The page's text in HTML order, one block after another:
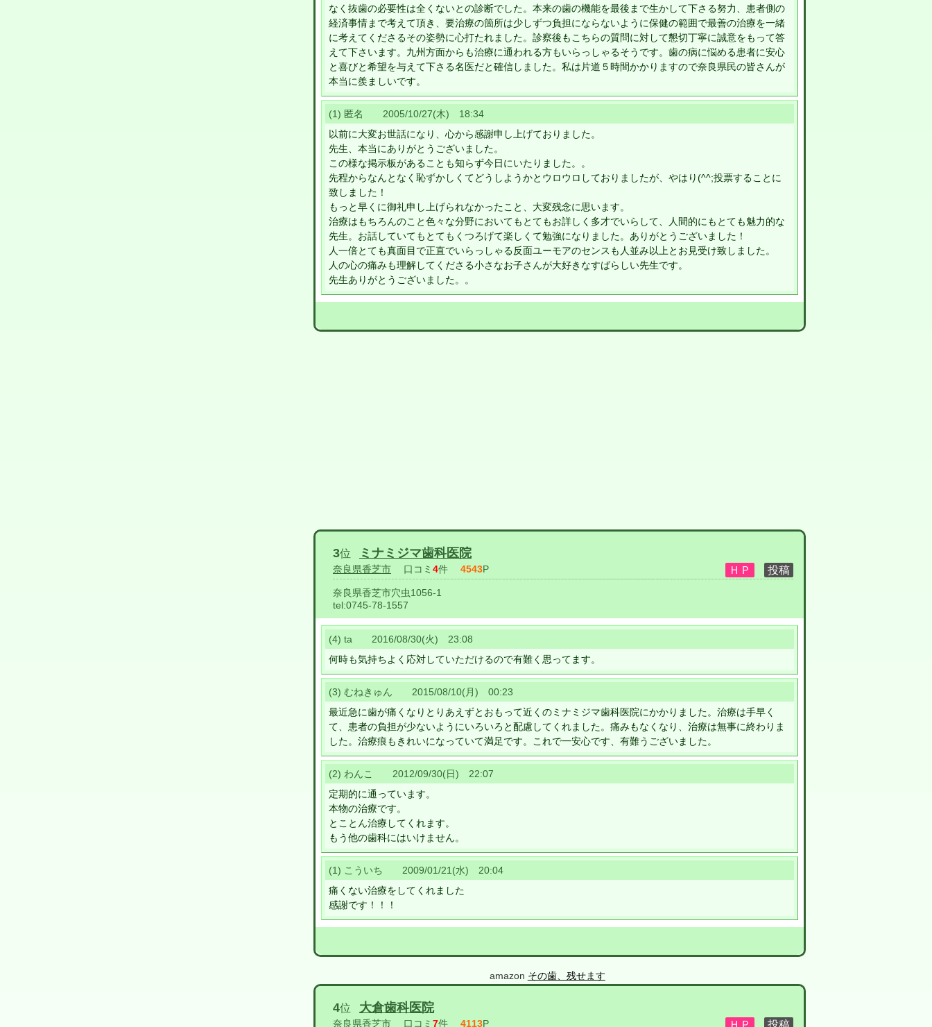
なく抜歯の必要性は全くないとの診断でした。本来の歯の機能を最後まで生かして下さる努力、患者側の
経済事情まで考えて頂き、要治療の箇所は少しずつ負担にならないように保健の範囲で最善の治療を一緒
に考えてくださるその姿勢に心打たれました。診察後もこちらの質問に対して懇切丁寧に誠意をもって答
えて下さいます。九州方面からも治療に通われる方もいらっしゃるそうです。歯の病に悩める患者に安心
と喜びと希望を与えて下さる名医だと確信しました。私は片道５時間かかりますので奈良県民の皆さんが
本当に羨ましいです。
(1) 匿名 2005/10/27(木) 18:34
以前に大変お世話になり、心から感謝申し上げておりました。
先生、本当にありがとうございました。
この様な掲示板があることも知らず今日にいたりました。。
先程からなんとなく恥ずかしくてどうしようかとウロウロしておりましたが、やはり(^^;投票することに
致しました！
もっと早くに御礼申し上げられなかったこと、大変残念に思います。
治療はもちろんのこと色々な分野においてもとてもお詳しく多才でいらして、人間的にもとても魅力的な
先生。お話していてもとてもくつろげて楽しくて勉強になりました。ありがとうございました！
人一倍とても真面目で正直でいらっしゃる反面ユーモアのセンスも人並み以上とお見受け致しました。
人の心の痛みも理解してくださる小さなお子さんが大好きなすばらしい先生です。
先生ありがとうございました。。
3位 ミナミジマ歯科医院
奈良県香芝市 口コミ 4件 4543P
奈良県香芝市穴虫1056-1
tel:0745-78-1557
(4) ta 2016/08/30(火) 23:08
何時も気持ちよく応対していただけるので有難く思ってます。
(3) むねきゅん 2015/08/10(月) 00:23
最近急に歯が痛くなりとりあえずとおもって近くのミナミジマ歯科医院にかかりました。治療は手早く
て、患者の負担が少ないようにいろいろと配慮してくれました。痛みもなくなり、治療は無事に終わりま
した。治療痕もきれいになっていて満足です。これで一安心です、有難うございました。
(2) わんこ 2012/09/30(日) 22:07
定期的に通っています。
本物の治療です。
とことん治療してくれます。
もう他の歯科にはいけません。
(1) こういち 2009/01/21(水) 20:04
痛くない治療をしてくれました
感謝です！！！
amazon その歯、残せます
4位 大倉歯科医院
奈良県香芝市 口コミ 7件 4113P